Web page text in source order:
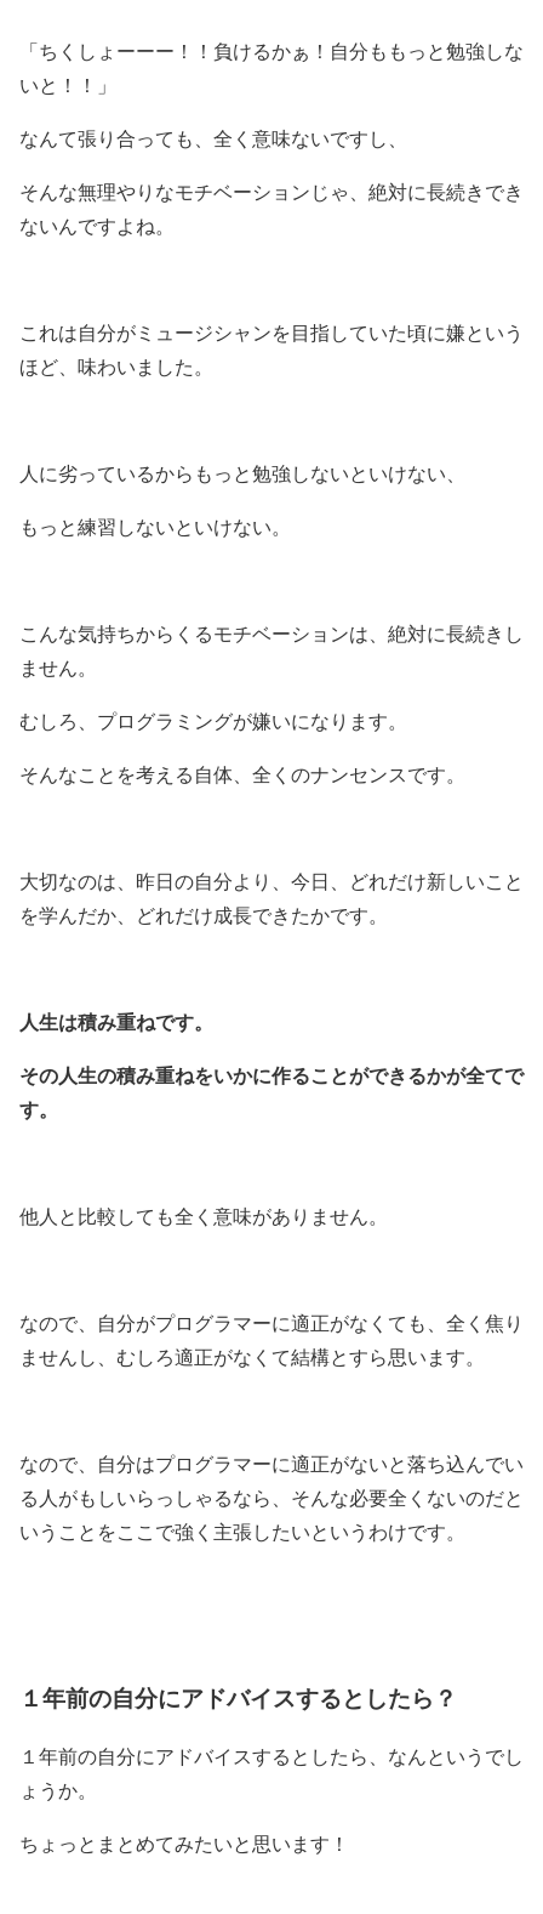
「ちくしょーーー！！負けるかぁ！自分ももっと勉強しな
いと！！」
なんて張り合っても、全く意味ないですし、
そんな無理やりなモチベーションじゃ、絶対に長続きでき
ないんですよね。
これは自分がミュージシャンを目指していた頃に嫌という
ほど、味わいました。
人に劣っているからもっと勉強しないといけない、
もっと練習しないといけない。
こんな気持ちからくるモチベーションは、絶対に長続きし
ません。
むしろ、プログラミングが嫌いになります。
そんなことを考える自体、全くのナンセンスです。
大切なのは、昨日の自分より、今日、どれだけ新しいこと
を学んだか、どれだけ成長できたかです。
人生は積み重ねです。
その人生の積み重ねをいかに作ることができるかが全てで
す。
他人と比較しても全く意味がありません。
なので、自分がプログラマーに適正がなくても、全く焦り
ませんし、むしろ適正がなくて結構とすら思います。
なので、自分はプログラマーに適正がないと落ち込んでい
る人がもしいらっしゃるなら、そんな必要全くないのだと
いうことをここで強く主張したいというわけです。
１年前の自分にアドバイスするとしたら？
１年前の自分にアドバイスするとしたら、なんというでし
ょうか。
ちょっとまとめてみたいと思います！